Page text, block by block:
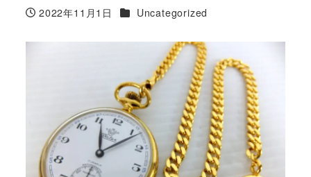
投稿日
2022年11月1日 カテゴリー
Uncategorized